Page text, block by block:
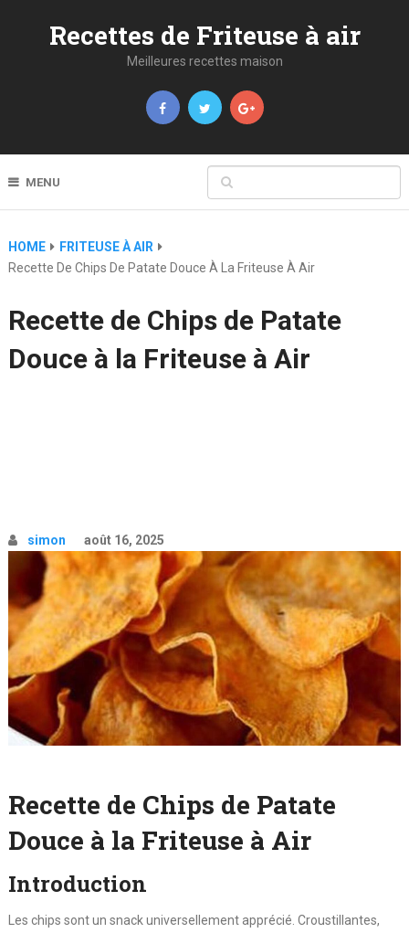
Recettes de Friteuse à air
Meilleures recettes maison
MENU
HOME
FRITEUSE À AIR
Recette De Chips De Patate Douce À La Friteuse À Air
Recette de Chips de Patate
Douce à la Friteuse à Air
simon août 16, 2025
Recette de Chips de Patate
Douce à la Friteuse à Air
Introduction
Les chips sont un snack universellement apprécié. Croustillantes,